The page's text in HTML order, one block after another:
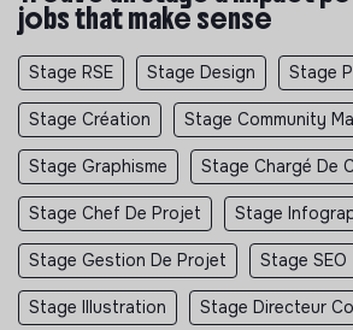
jobs that make sense
Stage RSE Stage Design Stage
Stage Création Stage Community
Stage Graphisme Stage Chargé De
Stage Chef De Projet Stage
Stage Gestion De Projet Stage SEO
Stage Illustration Stage Directeur